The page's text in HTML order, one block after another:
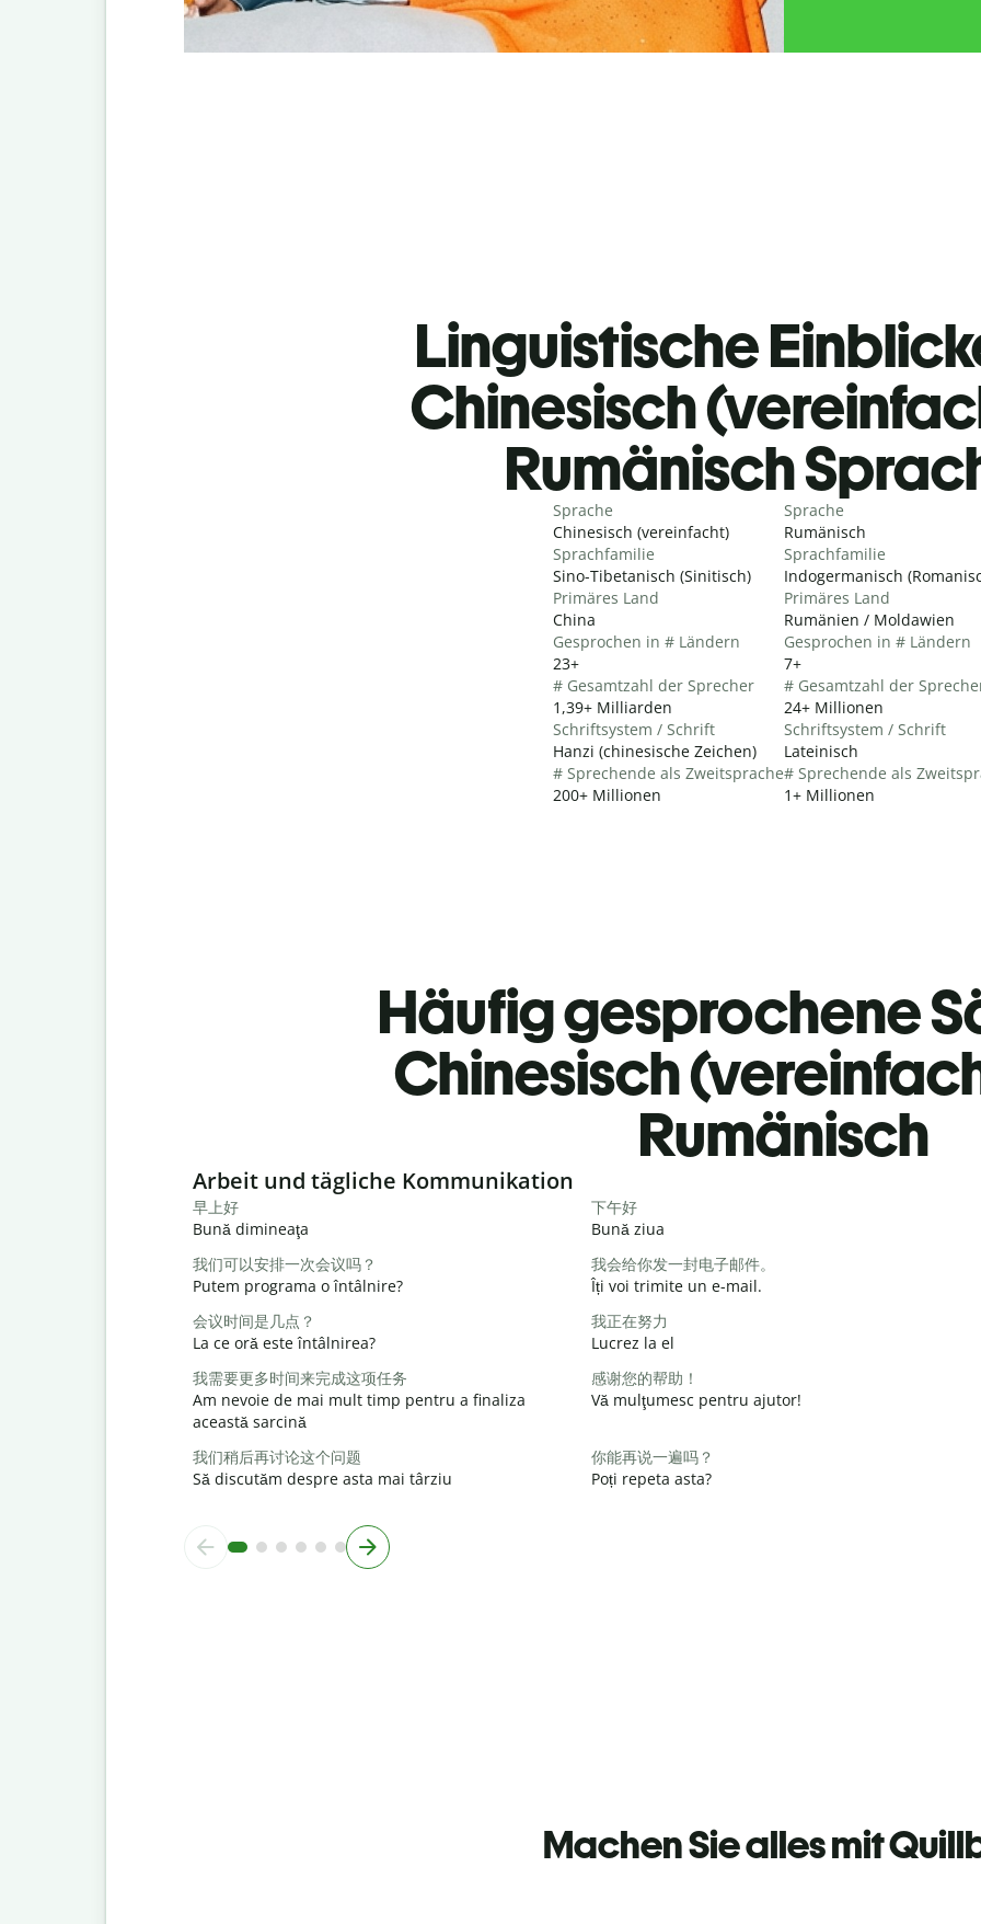
Linguistische
Chinesisch
Rumänisch
Sprache
Chinesisch (vereinfacht)
Sprachfamilie
Sino-Tibetanisch (Sinitisch)
Primäres Land
China
Gesprochen in # Ländern
23+
# Gesamtzahl der Sprecher
1,39+ Milliarden
Schriftsystem / Schrift
Hanzi (chinesische Zeichen)
# Sprechende als Zweitsprache
200+ Millionen
Sprache
Rumänisch
Sprachfamilie
Indogermanisch
Primäres Land
Rumänien / Moldawien
Gesprochen in # Ländern
7+
# Gesamtzahl der
24+ Millionen
Schriftsystem / Schrift
Lateinisch
# Sprechende als
1+ Millionen
Häufig gesprochene
Chinesisch
Rumänisch
Slide 1 of 6
Arbeit und tägliche Kommunikation
早上好
Bună dimineaţa
下午好
Bună ziua
我们可以安排一次会议吗？
Putem programa o întâlnire?
我会给你发一封电子邮件。
Îți voi trimite un e-mail.
会议时间是几点？
La ce oră este întâlnirea?
我正在努力
Lucrez la el
我需要更多时间来完成这项任务
Am nevoie de mai mult timp pentru a finaliza
această sarcină
感谢您的帮助！
Vă mulţumesc pentru ajutor!
我们稍后再讨论这个问题
Să discutăm despre asta mai târziu
你能再说一遍吗？
Poți repeta asta?
Machen Sie alles mit